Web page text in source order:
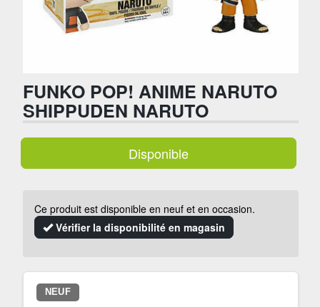
FUNKO POP! ANIME NARUTO
SHIPPUDEN NARUTO
Disponible
Ce produit est disponible en neuf et en occasion.
Vérifier la disponibilité en magasin
NEUF